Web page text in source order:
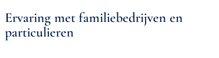
Ervaring met familiebedrijven en
particulieren